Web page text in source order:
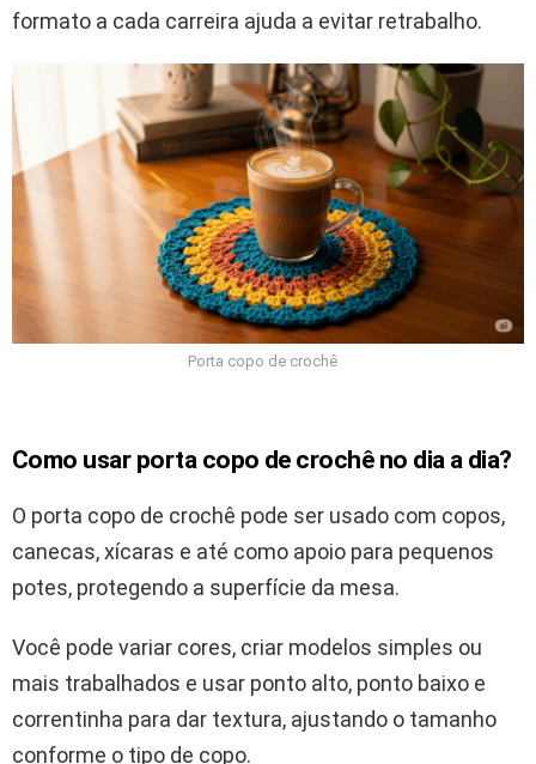
formato a cada carreira ajuda a evitar retrabalho.
Porta copo de crochê
Como usar porta copo de crochê no dia a dia?
O porta copo de crochê pode ser usado com copos,
canecas, xícaras e até como apoio para pequenos
potes, protegendo a superfície da mesa.
Você pode variar cores, criar modelos simples ou
mais trabalhados e usar ponto alto, ponto baixo e
correntinha para dar textura, ajustando o tamanho
conforme o tipo de copo.